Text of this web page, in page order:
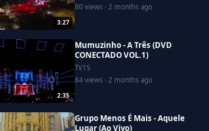
3:27
80 views · 2 months ago
2:35
Mumuzinho - A Três (DVD
CONECTADO VOL.1)
TV1S
84 views · 2 months ago
Grupo Menos É Mais - Aquele
Lugar (Ao Vivo)